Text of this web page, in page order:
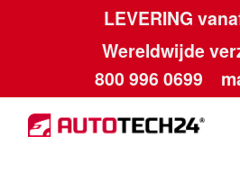
LEVERING
Wereldwijde
800 996 0699
Ga
door
Ga
naar